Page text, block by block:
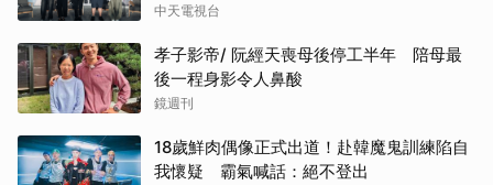
中天電視台
孝子影帝/ 阮經天喪母後停工半年 陪母最
後一程身影令人鼻酸
鏡週刊
18歲鮮肉偶像正式出道！赴韓魔鬼訓練陷自
我懷疑 霸氣喊話：絕不登出